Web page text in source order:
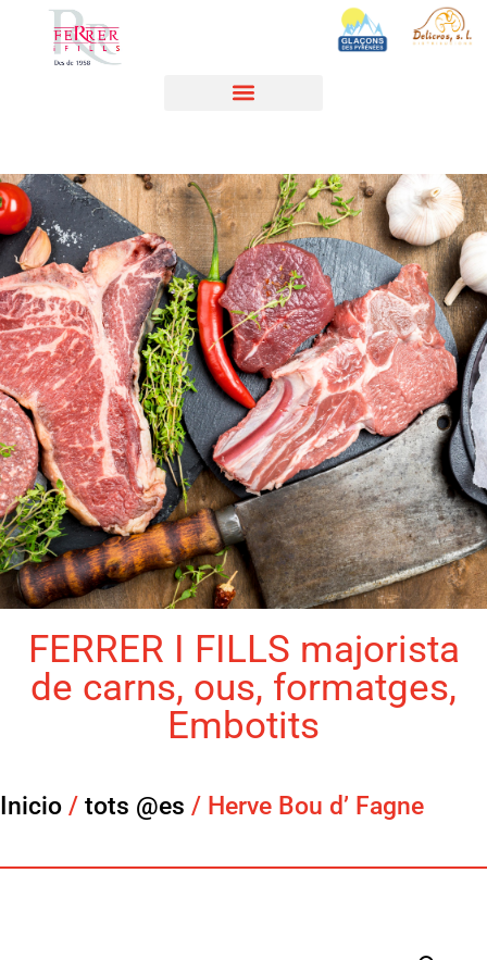
FERRER I FILLS majorista
de carns, ous, formatges,
Embotits
Inicio / tots @es / Herve Bou d’ Fagne